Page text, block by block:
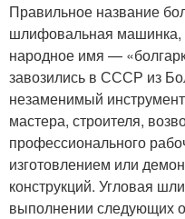
Правильное название
шлифовальная машинка,
народное имя —
завозились в СССР из
незаменимый
мастера, строителя,
профессионального
изготовлением или
конструкций. Угловая
выполнении следующих